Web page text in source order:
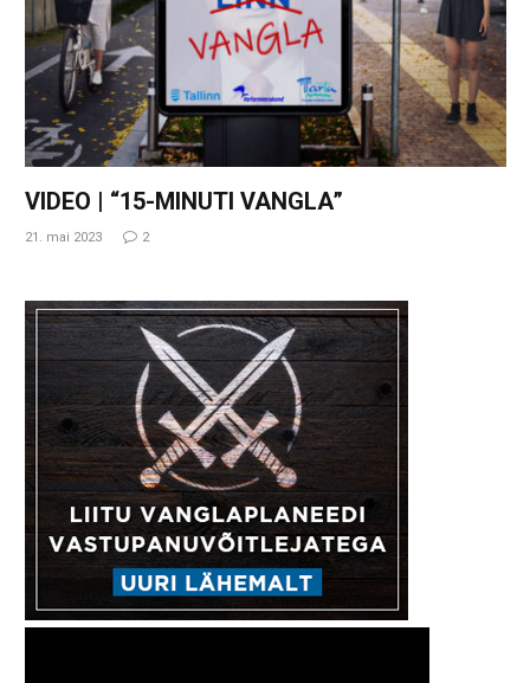
VIDEO | “15-MINUTI VANGLA”
21. mai 2023 2